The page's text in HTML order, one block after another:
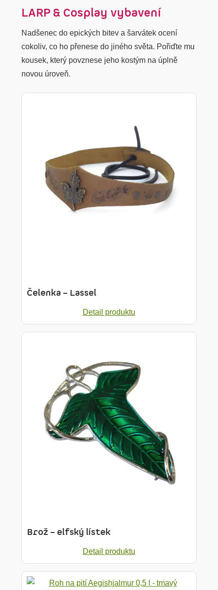
LARP & Cosplay vybavení
Nadšenec do epických bitev a šarvátek ocení
cokoliv, co ho přenese do jiného světa. Pořiďte mu
kousek, který povznese jeho kostým na úplně
novou úroveň.
Čelenka – Lassel
Detail produktu
Brož – elfský lístek
Detail produktu